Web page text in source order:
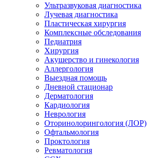
Ультразвуковая диагностика
Лучевая диагностика
Пластическая хирургия
Комплексные обследования
Педиатрия
Хирургия
Акушерство и гинекология
Аллергология
Выездная помощь
Дневной стационар
Дерматология
Кардиология
Неврология
Оторинолорингология (ЛОР)
Офтальмология
Проктология
Ревматология